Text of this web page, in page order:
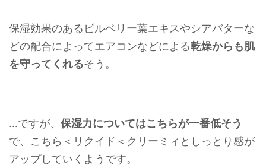
保湿効果のあるビルベリー葉エキスやシアバターな
どの配合によってエアコンなどによる乾燥からも肌
を守ってくれるそう。
…ですが、 保湿力についてはこちらが一番低そう
で、こちら＜リクイド＜クリーミィとしっとり感が
アップしていくようです。